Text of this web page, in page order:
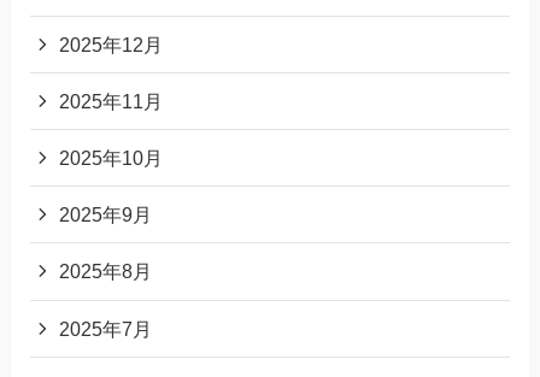
2025年12月
2025年11月
2025年10月
2025年9月
2025年8月
2025年7月